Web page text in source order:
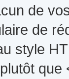
de
de
style
que